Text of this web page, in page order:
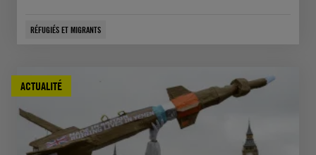
RÉFUGIÉS ET MIGRANTS
ACTUALITÉ